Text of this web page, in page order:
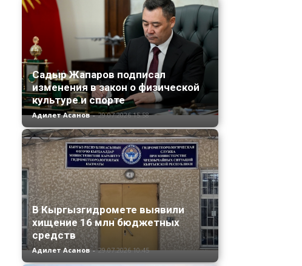
Садыр Жапаров подписал
изменения в закон о физической
культуре и спорте
Адилет Асанов - 29.07.2026 15:58
В Кыргызгидромете выявили
хищение 16 млн бюджетных
средств
Адилет Асанов - 29.07.2026 10:45